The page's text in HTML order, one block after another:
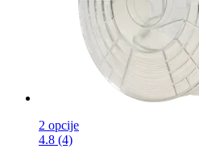
2 opcije
4.8 (4)